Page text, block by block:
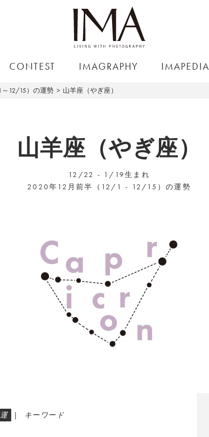
CONTEST IMAGRAPHY IMAPEDIA
12/15）の運勢 山羊座（やぎ座）
山羊座（やぎ座）
12/22 - 1/19生まれ
2020年12月前半（12/1 - 12/15）の運勢
| キーワード